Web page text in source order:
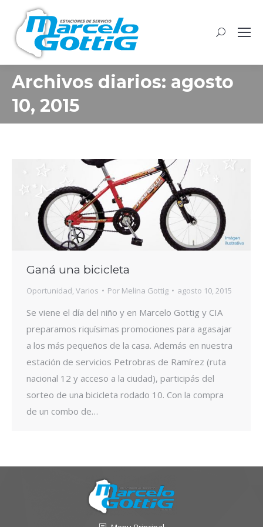
Buscar:
Archivos diarios: agosto
10, 2015
Ganá una bicicleta
Oportunidad, Varios Por Melina Gottig agosto 10, 2015
Se viene el día del niño y en Marcelo Gottig y CIA
preparamos riquísimas promociones para agasajar
a los más pequeños de la casa. Además en nuestra
estación de servicios Petrobras de Ramírez (ruta
nacional 12 y acceso a la ciudad), participás del
sorteo de una bicicleta rodado 10. Con la compra
de un combo de…